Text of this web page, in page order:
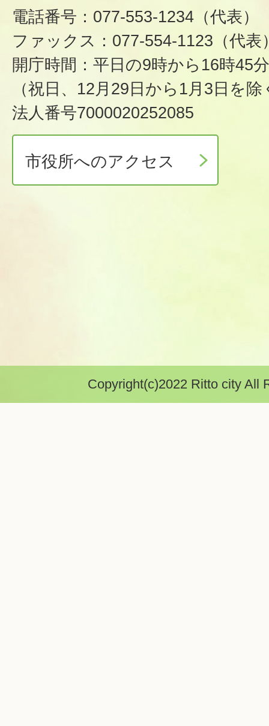
電話番号：077-553-1234（代表）
ファックス：077-554-1123（代表
開庁時間：平日の9時から16時45分
（祝日、12月29日から1月3日を除
法人番号7000020252085
市役所へのアクセス
Copyright(c)2022 Ritto city All